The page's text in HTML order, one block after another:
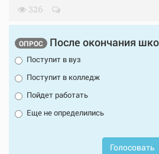
326
ОПРОС После окончания
Поступит в вуз
Поступит в колледж
Пойдет работать
Еще не определились
Голосовать